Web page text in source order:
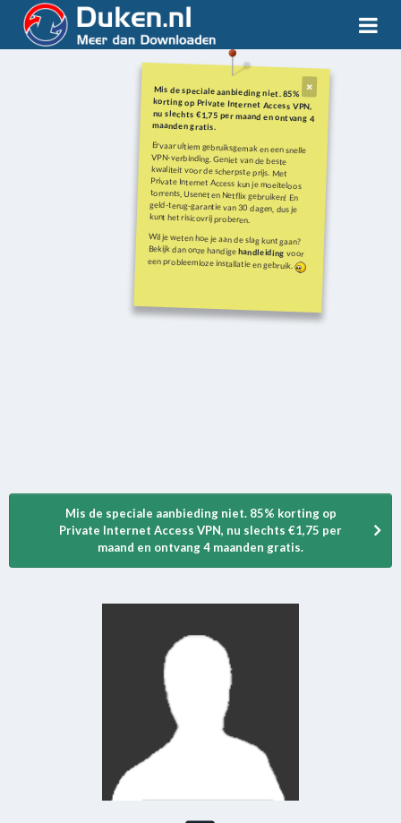
Mis de speciale aanbieding niet. 85%
korting op Private Internet Access VPN,
nu slechts €1,75 per maand en ontvang 4
maanden gratis.
Ervaar ultiem gebruiksgemak en een snelle
VPN-verbinding. Geniet van de beste
kwaliteit voor de scherpste prijs. Met
Private Internet Access kun je moeiteloos
torrents, Usenet en Netflix gebruiken! En
geld-terug-garantie van 30 dagen, dus je
kunt het risicovrij proberen.
Wil je weten hoe je aan de slag kunt gaan?
Bekijk dan onze handigehandleiding voor
een probleemloze installatie en gebruik.
Mis de speciale aanbieding niet. 85% korting op
Private Internet Access VPN, nu slechts €1,75 per
maand en ontvang 4 maanden gratis.